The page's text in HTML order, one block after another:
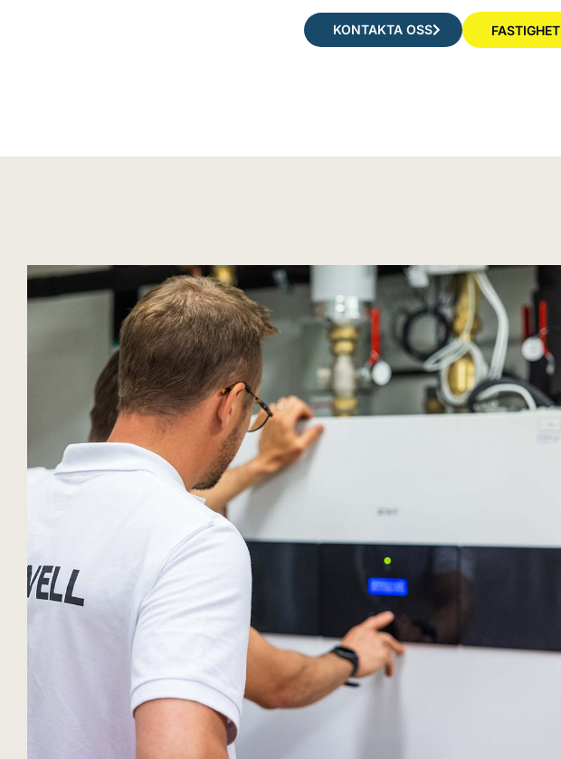
KONTAKTA OSS FASTIGHET